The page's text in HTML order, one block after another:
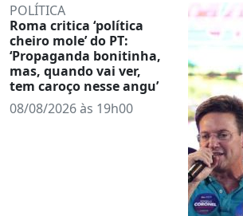
POLÍTICA
Roma critica ‘política
cheiro mole’ do PT:
‘Propaganda bonitinha,
mas, quando vai ver,
tem caroço nesse angu’
08/08/2026 às 19h00